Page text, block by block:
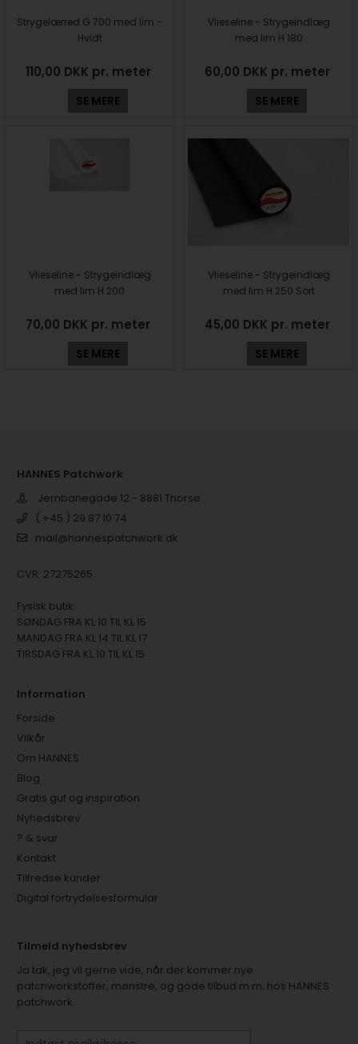
Strygelærred G 700 med lim -
Hvidt
110,00 DKK pr. meter
SE MERE
Vlieseline - Strygeindlæg
med lim H 180
60,00 DKK pr. meter
SE MERE
Vlieseline - Strygeindlæg
med lim H 200
70,00 DKK pr. meter
SE MERE
Vlieseline - Strygeindlæg
med lim H 250 Sort
45,00 DKK pr. meter
SE MERE
HANNES Patchwork
Jernbanegade 12 - 8881 Thorsø
( +45 ) 29 87 10 74
mail@hannespatchwork.dk
CVR: 27275265
Fysisk butik:
SØNDAG FRA KL 10 TIL KL 15
MANDAG FRA KL 14 TIL KL 17
TIRSDAG FRA KL 10 TIL KL 15
Information
Forside
Vilkår
Om HANNES
Blog
Gratis guf og inspiration
Nyhedsbrev
? & svar
Kontakt
Tilfredse kunder
Digital fortrydelsesformular
Tilmeld nyhedsbrev
Ja tak, jeg vil gerne vide, når der kommer nye
patchworkstoffer, mønstre, og gode tilbud m.m. hos HANNES
patchwork.